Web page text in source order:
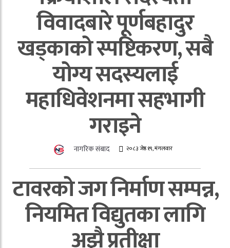
विवादबारे पूर्णबहादुर
खड्काको स्पष्टिकरण, सबै
योग्य सदस्यलाई
महाधिवेशनमा सहभागी
गराइने
नागरिक संबाद २०८३ जेष्ठ १९, मंगलवार
टावरको जग निर्माण सम्पन्न,
नियमित विद्युतका लागि
अझै प्रतीक्षा